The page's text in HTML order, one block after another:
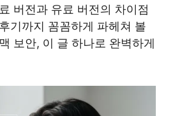
버전과 유료 버전의 차이점
기까지 꼼꼼하게 파헤쳐 볼
보안, 이 글 하나로 완벽하게